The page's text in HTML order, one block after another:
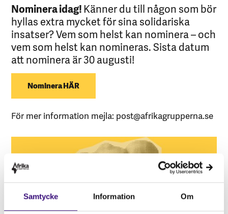
Samtycke Information Om
Nominera idag! Känner du till någon som bör
hyllas extra mycket för sina solidariska
insatser? Vem som helst kan nominera – och
vem som helst kan nomineras. Sista datum
att nominera är 30 augusti!
Nominera HÄR
För mer information mejla: post@afrikagrupperna.se